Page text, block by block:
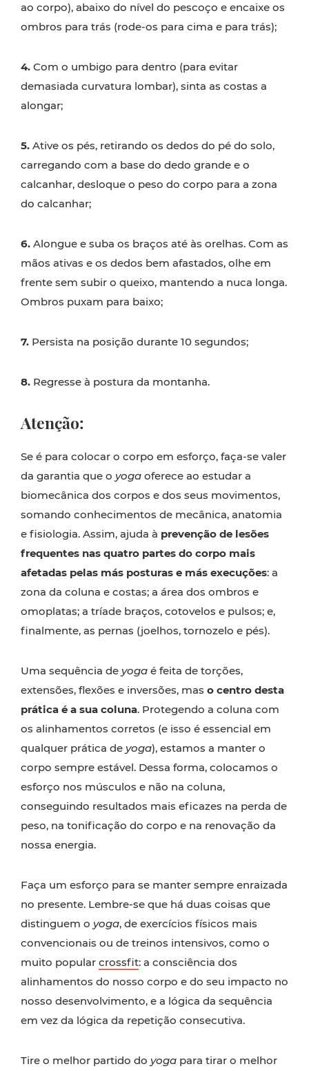
ao corpo), abaixo do nível do pescoço e encaixe os
ombros para trás (rode-os para cima e para trás);
4. Com o umbigo para dentro (para evitar
demasiada curvatura lombar), sinta as costas a
alongar;
5. Ative os pés, retirando os dedos do pé do solo,
carregando com a base do dedo grande e o
calcanhar, desloque o peso do corpo para a zona
do calcanhar;
6. Alongue e suba os braços até às orelhas. Com as
mãos ativas e os dedos bem afastados, olhe em
frente sem subir o queixo, mantendo a nuca longa.
Ombros puxam para baixo;
7. Persista na posição durante 10 segundos;
8. Regresse à postura da montanha.
Atenção:
Se é para colocar o corpo em esforço, faça-se valer
da garantia que o yoga oferece ao estudar a
biomecânica dos corpos e dos seus movimentos,
somando conhecimentos de mecânica, anatomia
e fisiologia. Assim, ajuda à prevenção de lesões
frequentes nas quatro partes do corpo mais
afetadas pelas más posturas e más execuções: a
zona da coluna e costas; a área dos ombros e
omoplatas; a tríade braços, cotovelos e pulsos; e,
finalmente, as pernas (joelhos, tornozelo e pés).
Uma sequência de yoga é feita de torções,
extensões, flexões e inversões, mas o centro desta
prática é a sua coluna. Protegendo a coluna com
os alinhamentos corretos (e isso é essencial em
qualquer prática de yoga), estamos a manter o
corpo sempre estável. Dessa forma, colocamos o
esforço nos músculos e não na coluna,
conseguindo resultados mais eficazes na perda de
peso, na tonificação do corpo e na renovação da
nossa energia.
Faça um esforço para se manter sempre enraizada
no presente. Lembre-se que há duas coisas que
distinguem o yoga, de exercícios físicos mais
convencionais ou de treinos intensivos, como o
muito popular crossfit: a consciência dos
alinhamentos do nosso corpo e do seu impacto no
nosso desenvolvimento, e a lógica da sequência
em vez da lógica da repetição consecutiva.
Tire o melhor partido do yoga para tirar o melhor